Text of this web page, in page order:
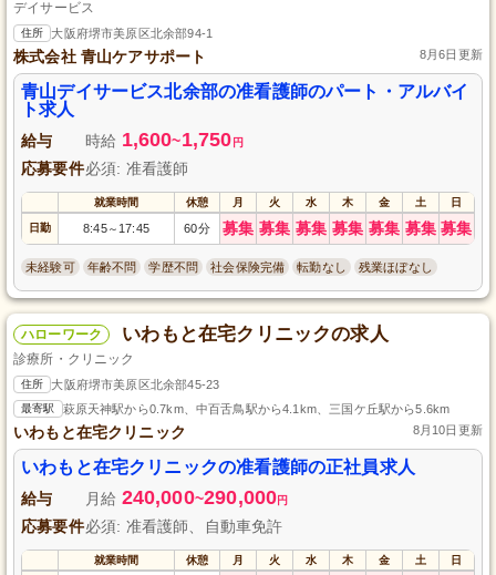
デイサービス
住所 大阪府堺市美原区北余部94-1
株式会社 青山ケアサポート 8月6日更新
青山デイサービス北余部の准看護師のパート・アルバイ
ト求人
給与 時給 1,600~1,750 円
応募要件必須: 准看護師
就業時間 休憩 月 火 水 木 金 土 日
日勤 8:45～ 17:45 60分 募集 募集 募集 募集 募集 募集 募集
未経験可 年齢不問 学歴不問 社会保険完備 転勤なし 残業ほぼなし
ハローワーク いわもと在宅クリニックの求人
診療所・クリニック
住所 大阪府堺市美原区北余部45-23
最寄駅 萩原天神駅から0.7km、中百舌鳥駅から4.1km、三国ケ丘駅から5.6km
いわもと在宅クリニック 8月10日更新
いわもと在宅クリニックの准看護師の正社員求人
給与 月給 240,000~290,000円
応募要件必須: 准看護師、自動車免許
就業時間 休憩 月 火 水 木 金 土 日